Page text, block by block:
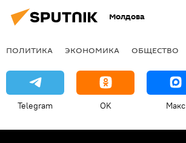
Молдова
ПОЛИТИКА ЭКОНОМИКА ОБЩЕСТВО
Telegram OK Макс